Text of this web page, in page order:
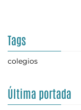
Tags
colegios
Última portada